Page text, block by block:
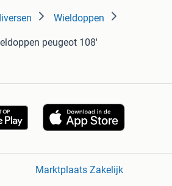
Wieldoppen
peugeot 108'
Marktplaats Zakelijk